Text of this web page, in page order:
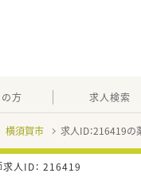
方 求人検索
横須賀市 求人ID：216419
人ID： 216419